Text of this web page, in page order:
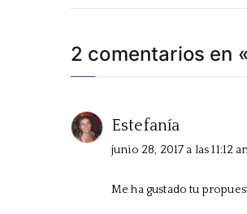
de
entradas
2 comentarios en «
Estefanía
junio 28, 2017 a las 11:12
Me ha gustado tu